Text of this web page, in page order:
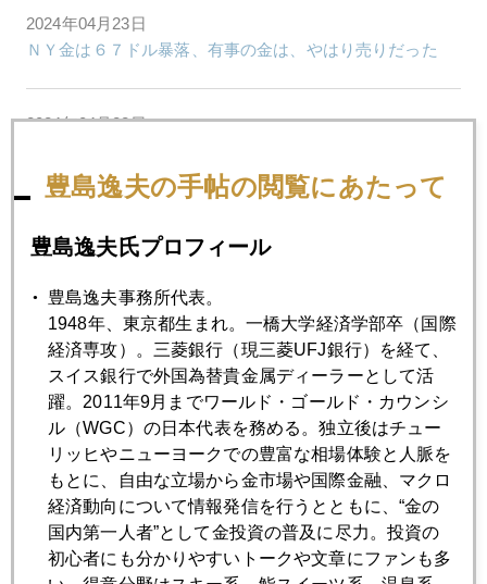
2024年04月23日
ＮＹ金は６７ドル暴落、有事の金は、やはり売りだった
2024年04月22日
有事の金、投機筋の「噂で買ってニュースで売る」に注意
2024年04月18日
ＮＹ金、２３７０ドル台へ急落
2024年04月17日
金小売価格１３０００円台とは。。。。
2024年04月16日
ＮＹ金、２４００ドル再突破、円１５４円台
豊島逸夫の手帖の閲覧にあたって
豊島逸夫氏プロフィール
豊島逸夫事務所代表。
1948年、東京都生まれ。一橋大学経済学部卒（国際
経済専攻）。三菱銀行（現三菱UFJ銀行）を経て、
スイス銀行で外国為替貴金属ディーラーとして活
躍。2011年9月までワールド・ゴールド・カウンシ
ル（WGC）の日本代表を務める。独立後はチュー
リッヒやニューヨークでの豊富な相場体験と人脈を
もとに、自由な立場から金市場や国際金融、マクロ
経済動向について情報発信を行うとともに、“金の
国内第一人者”として金投資の普及に尽力。投資の
初心者にも分かりやすいトークや文章にファンも多